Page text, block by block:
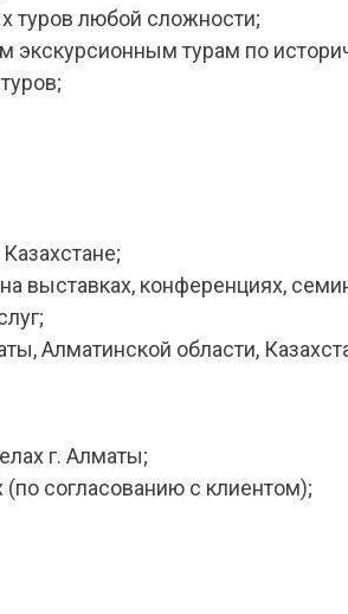
туров любой сложности;
экскурсионным турам по
выставках, конференциях,
Алматинской области,
г. Алматы;
согласованию с клиентом);